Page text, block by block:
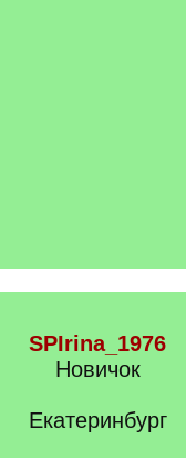
SPIrina_1976
Новичок
Екатеринбург